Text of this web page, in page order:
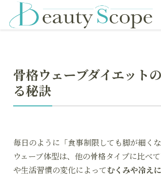
骨格ウェーブダイエット
る秘訣
毎日のように「食事制限しても脚が細く
ウェーブ体型は、他の骨格タイプに比べて
や生活習慣の変化によってむくみや冷え